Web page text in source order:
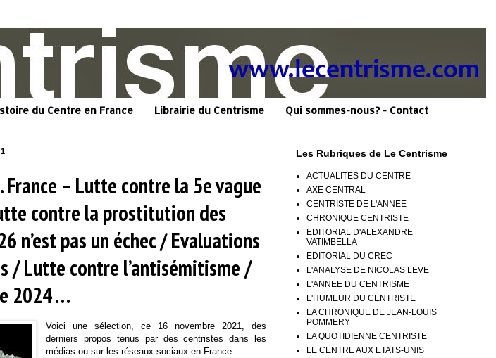
du Centre en France Librairie du Centrisme Qui sommes-nous? - Contact
– Lutte contre la 5e vague
contre la prostitution des
n’est pas un échec / Evaluations
/ Lutte contre l’antisémitisme /
2024 …
Voici une sélection, ce 16 novembre 2021, des
derniers propos tenus par des centristes dans les
médias ou sur les réseaux sociaux en France.
Les Rubriques de Le Centrisme
ACTUALITES DU CENTRE
AXE CENTRAL
CENTRISTE DE L'ANNEE
CHRONIQUE CENTRISTE
EDITORIAL D'ALEXANDRE
VATIMBELLA
EDITORIAL DU CREC
L'ANALYSE DE NICOLAS LEVE
L'ANNEE DU CENTRISME
L'HUMEUR DU CENTRISTE
LA CHRONIQUE DE JEAN-LOUIS
POMMERY
LA QUOTIDIENNE CENTRISTE
LE CENTRE AUX ETATS-UNIS